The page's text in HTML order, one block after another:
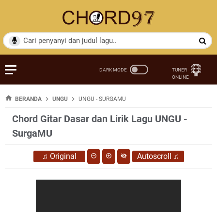
BERANDA UNGU UNGU - SURGAMU
Chord Gitar Dasar dan Lirik Lagu UNGU -
SurgaMU
♫ Original Autoscroll ♫